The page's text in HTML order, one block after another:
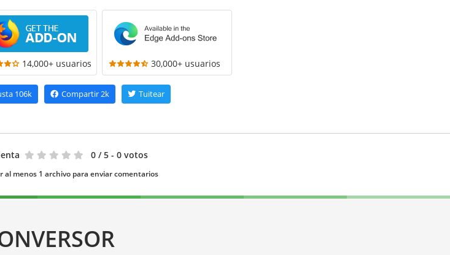
14,000+ usuarios 30,000+ usuarios
106k Compartir2k Tuitear
0 / 5 - 0 votos
al menos 1 archivo para enviar comentarios